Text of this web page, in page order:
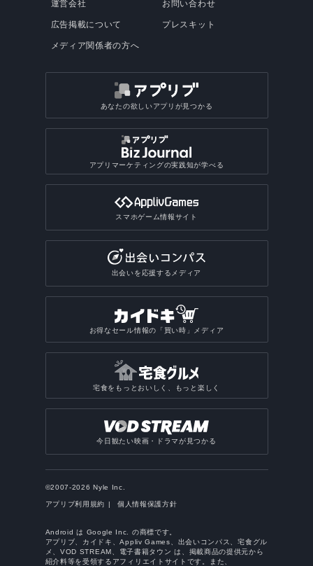
運営会社
広告掲載について
メディア関係者の方へ
お問い合わせ
プレスキット
あなたの欲しいアプリが見つかる
アプリマーケティングの実践知が学べる
スマホゲーム情報サイト
出会いを応援するメディア
お得なセール情報の「買い時」メディア
宅食をもっとおいしく、もっと楽しく
今日観たい映画・ドラマが見つかる
©2007-2026 Nyle Inc.
アプリブ利用規約 個人情報保護方針
Android は Google Inc. の商標です。
アプリブ、カイドキ、Appliv Games、出会いコンパス、宅食グル
メ、VOD STREAM、電子書籍タウン は、掲載商品の提供元から
紹介料等を受領するアフィリエイトサイトです。また、